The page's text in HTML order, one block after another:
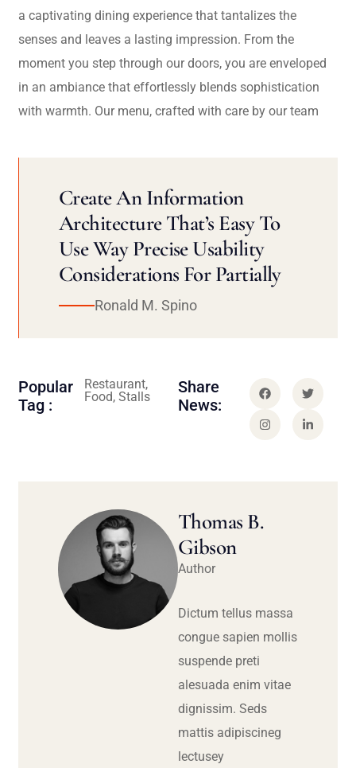
a captivating dining experience that tantalizes the
senses and leaves a lasting impression. From the
moment you step through our doors, you are enveloped
in an ambiance that effortlessly blends sophistication
with warmth. Our menu, crafted with care by our team
Create An Information
Architecture That’s Easy To
Use Way Precise Usability
Considerations For Partially
Ronald M. Spino
Popular
Tag :
Restaurant,
Food, Stalls
Share
News:
Thomas B.
Gibson
Author
Dictum tellus massa
congue sapien mollis
suspende preti
alesuada enim vitae
dignissim. Seds
mattis adipiscineg
lectusey